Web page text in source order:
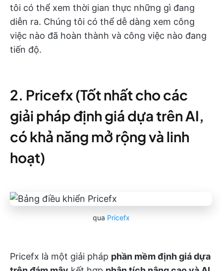
tôi có thể xem thời gian thực những gì đang
diễn ra. Chúng tôi có thể dễ dàng xem công
việc nào đã hoàn thành và công việc nào đang
tiến độ.
2. Pricefx (Tốt nhất cho các
giải pháp định giá dựa trên AI,
có khả năng mở rộng và linh
hoạt)
qua Pricefx
Pricefx là một giải pháp phần mềm định giá dựa